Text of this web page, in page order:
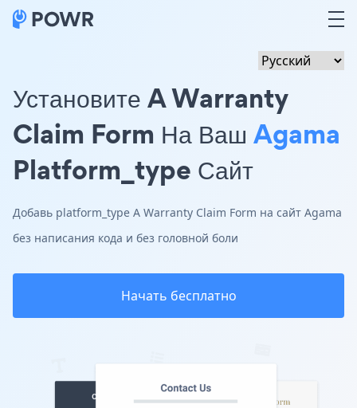
Установите A Warranty
Claim Form На Ваш Agama
Platform_type Сайт
Добавь platform_type A Warranty Claim Form на сайт Agama
без написания кода и без головной боли
Начать бесплатно